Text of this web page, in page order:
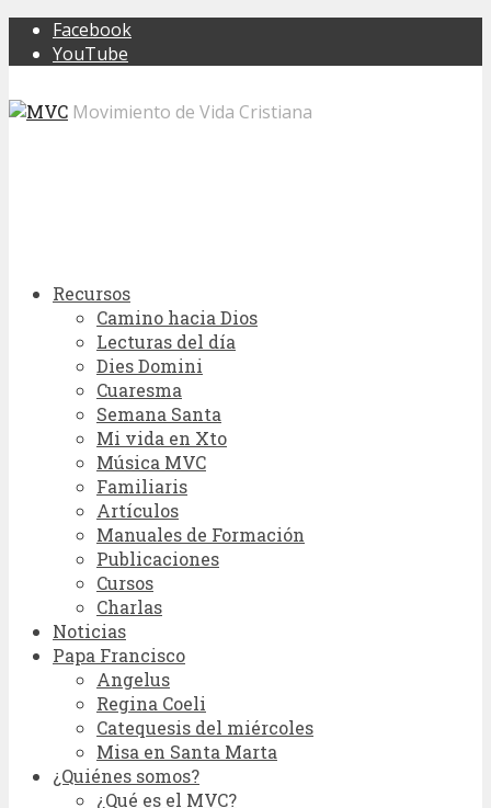
Facebook
YouTube
Movimiento de Vida Cristiana
Recursos
Camino hacia Dios
Lecturas del día
Dies Domini
Cuaresma
Semana Santa
Mi vida en Xto
Música MVC
Familiaris
Artículos
Manuales de Formación
Publicaciones
Cursos
Charlas
Noticias
Papa Francisco
Angelus
Regina Coeli
Catequesis del miércoles
Misa en Santa Marta
¿Quiénes somos?
¿Qué es el MVC?